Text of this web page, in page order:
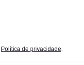
Política de privacidade.